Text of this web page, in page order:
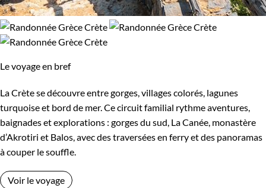
Le voyage en bref
La Crète se découvre entre gorges, villages colorés, lagunes
turquoise et bord de mer. Ce circuit familial rythme aventures,
baignades et explorations : gorges du sud, La Canée, monastère
d’Akrotiri et Balos, avec des traversées en ferry et des panoramas
à couper le souffle.
Voir le voyage